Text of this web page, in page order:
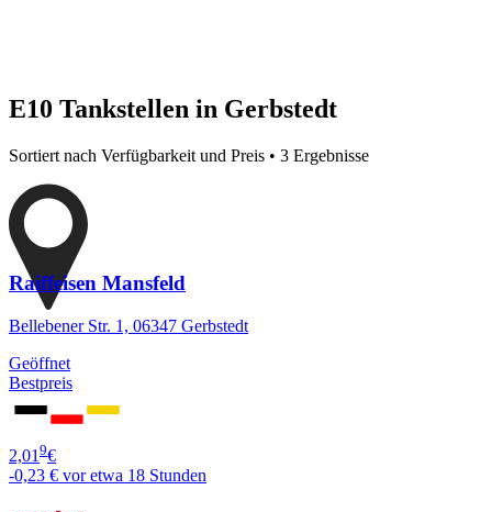
E10 Tankstellen in Gerbstedt
Sortiert nach Verfügbarkeit und Preis • 3 Ergebnisse
Raiffeisen Mansfeld
Bellebener Str. 1, 06347 Gerbstedt
Geöffnet
Bestpreis
2,01 9€
-0,23 € vor etwa 18 Stunden